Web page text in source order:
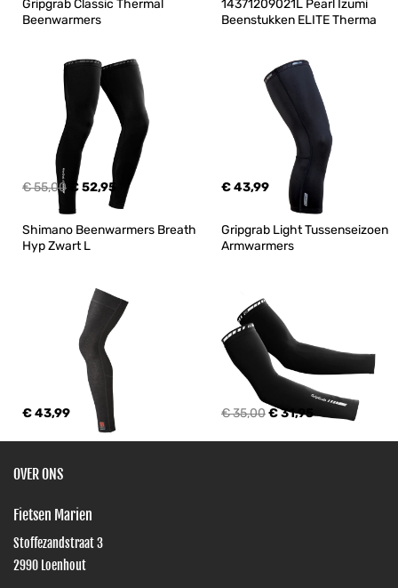
Gripgrab Classic Thermal
Beenwarmers
€ 55,00 € 52,95
14371209021L Pearl Izumi
Beenstukken ELITE Therma
€ 43,99
Shimano Beenwarmers Breath
Hyp Zwart L
€ 43,99
Gripgrab Light Tussenseizoen
Armwarmers
€ 35,00€ 31,95
OVER ONS
Fietsen Marien
Stoffezandstraat 3
2990 Loenhout